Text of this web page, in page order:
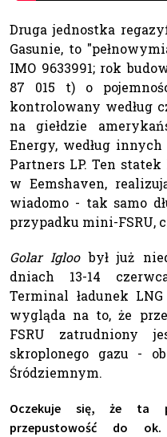
Druga jednostka
Gasunie, to
IMO 9633991; rok
87 015 t) o
kontrolowany według
na giełdzie
Energy, według
Partners LP. Ten
w Eemshaven,
wiadomo - tak samo
przypadku mini-FSRU,
Golar Igloobył już
dniach 13-14
Terminal ładunek
wygląda na to, że
FSRU zatrudniony
skroplonego gazu -
Śródziemnym.
Oczekuje się, że ta
przepustowość do